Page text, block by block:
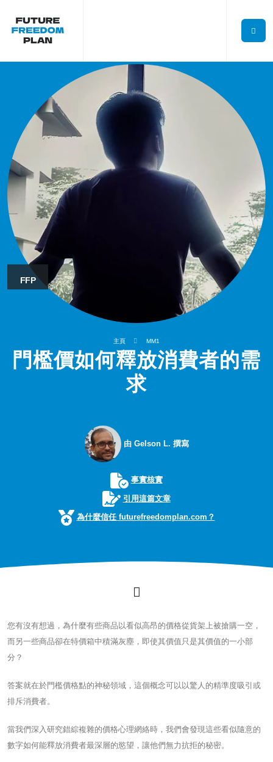
FFP
主頁 MM1
門檻價如何釋放消費者的需
求
由 Gelson L. 撰寫
事實核實
引用這篇文章
為什麼信任 futurefreedomplan.com？
您有沒有想過，為什麼有些商品以看似高昂的價格從貨架上被搶購一空，
而另一些商品卻在特價箱中積滿灰塵，即使其價值只是其價值的一小部
分？
答案就在於門檻價格點的神秘領域，這個概念可以以驚人的精準度吸引或
排斥消費者。
當我們深入研究錯綜複雜的價格心理網絡時，我們會發現這些看似隨意的
數字如何能釋放消費者最深層的慾望，讓他們無力抗拒的秘密。